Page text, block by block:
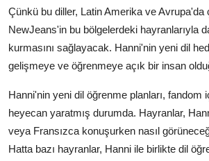
Çünkü bu diller, Latin Amerika ve Avrupa'da
NewJeans'in bu bölgelerdeki hayranlarıyla
kurmasını sağlayacak. Hanni'nin yeni dil
gelişmeye ve öğrenmeye açık bir insan
Hanni'nin yeni dil öğrenme planları, fandom
heyecan yaratmış durumda. Hayranlar,
veya Fransızca konuşurken nasıl
Hatta bazı hayranlar, Hanni ile birlikte dil